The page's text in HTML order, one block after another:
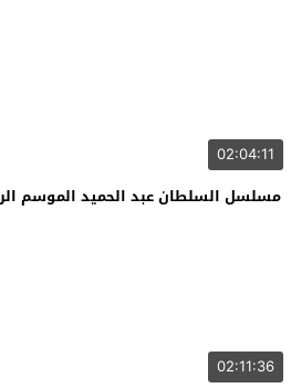
02:04:11
مسلسل السلطان عبد الحميد الموسم
02:11:36